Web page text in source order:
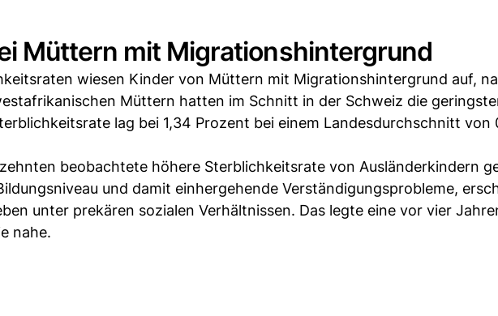
Müttern mit Migrationshintergrund
wiesen Kinder von Müttern mit Migrationshintergrund auf,
Müttern hatten im Schnitt in der Schweiz die
lag bei 1,34 Prozent bei einem Landesdurchschnitt von
beobachtete höhere Sterblichkeitsrate von Ausländerkindern
und damit einhergehende Verständigungsprobleme,
unter prekären sozialen Verhältnissen. Das legte eine vor vier
nahe.